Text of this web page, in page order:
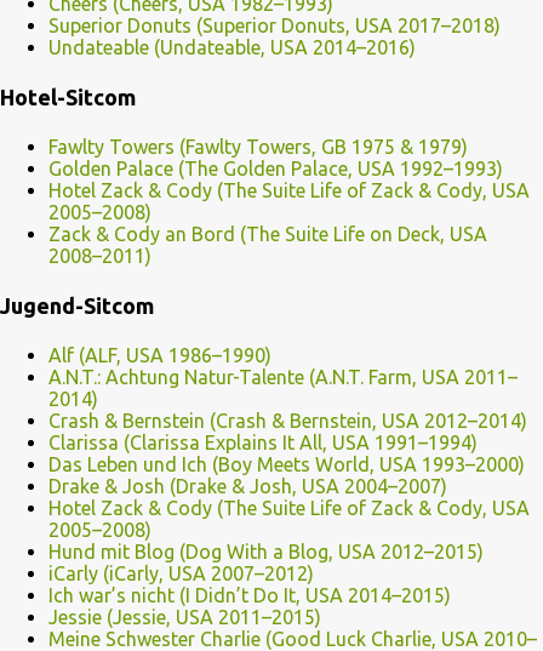
Superior Donuts (Superior Donuts, USA 2017–2018)
Undateable (Undateable, USA 2014–2016)
Hotel-Sitcom
Fawlty Towers (Fawlty Towers, GB 1975 & 1979)
Golden Palace (The Golden Palace, USA 1992–1993)
Hotel Zack & Cody (The Suite Life of Zack & Cody, USA
2005–2008)
Zack & Cody an Bord (The Suite Life on Deck, USA
2008–2011)
Jugend-Sitcom
Alf (ALF, USA 1986–1990)
A.N.T.: Achtung Natur-Talente (A.N.T. Farm, USA 2011–
2014)
Crash & Bernstein (Crash & Bernstein, USA 2012–2014)
Clarissa (Clarissa Explains It All, USA 1991–1994)
Das Leben und Ich (Boy Meets World, USA 1993–2000)
Drake & Josh (Drake & Josh, USA 2004–2007)
Hotel Zack & Cody (The Suite Life of Zack & Cody, USA
2005–2008)
Hund mit Blog (Dog With a Blog, USA 2012–2015)
iCarly (iCarly, USA 2007–2012)
Ich war’s nicht (I Didn’t Do It, USA 2014–2015)
Jessie (Jessie, USA 2011–2015)
Meine Schwester Charlie (Good Luck Charlie, USA 2010–